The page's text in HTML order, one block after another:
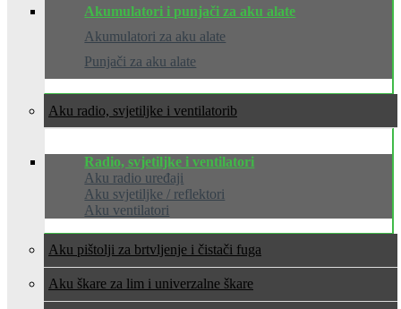
Akumulatori i punjači za aku alate
Akumulatori za aku alate
Punjači za aku alate
Aku radio, svjetiljke i ventilatori
Radio, svjetiljke i ventilatori
Aku radio uređaji
Aku svjetiljke / reflektori
Aku ventilatori
Aku pištolji za brtvljenje i čistači fuga
Aku škare za lim i univerzalne škare